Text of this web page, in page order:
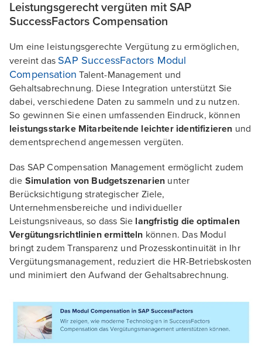
Leistungsgerecht vergüten mit SAP
SuccessFactors Compensation
Um eine leistungsgerechte Vergütung zu ermöglichen,
vereint das SAP SuccessFactors Modul
Compensation Talent-Management und
Gehaltsabrechnung. Diese Integration unterstützt Sie
dabei, verschiedene Daten zu sammeln und zu nutzen.
So gewinnen Sie einen umfassenden Eindruck, können
leistungsstarke Mitarbeitende leichter identifizieren und
dementsprechend angemessen vergüten.
Das SAP Compensation Management ermöglicht zudem
die Simulation von Budgetszenarien unter
Berücksichtigung strategischer Ziele,
Unternehmensbereiche und individueller
Leistungsniveaus, so dass Sie langfristig die optimalen
Vergütungsrichtlinien ermitteln können. Das Modul
bringt zudem Transparenz und Prozesskontinuität in Ihr
Vergütungsmanagement, reduziert die HR-Betriebskosten
und minimiert den Aufwand der Gehaltsabrechnung.